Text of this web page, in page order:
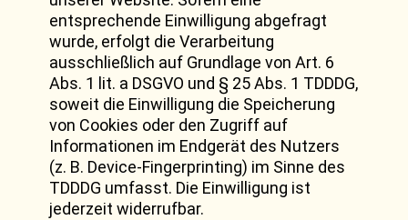
entsprechende Einwilligung abgefragt
wurde, erfolgt die Verarbeitung
ausschließlich auf Grundlage von Art. 6
Abs. 1 lit. a DSGVO und § 25 Abs. 1 TDDDG,
soweit die Einwilligung die Speicherung
von Cookies oder den Zugriff auf
Informationen im Endgerät des Nutzers
(z. B. Device-Fingerprinting) im Sinne des
TDDDG umfasst. Die Einwilligung ist
jederzeit widerrufbar.